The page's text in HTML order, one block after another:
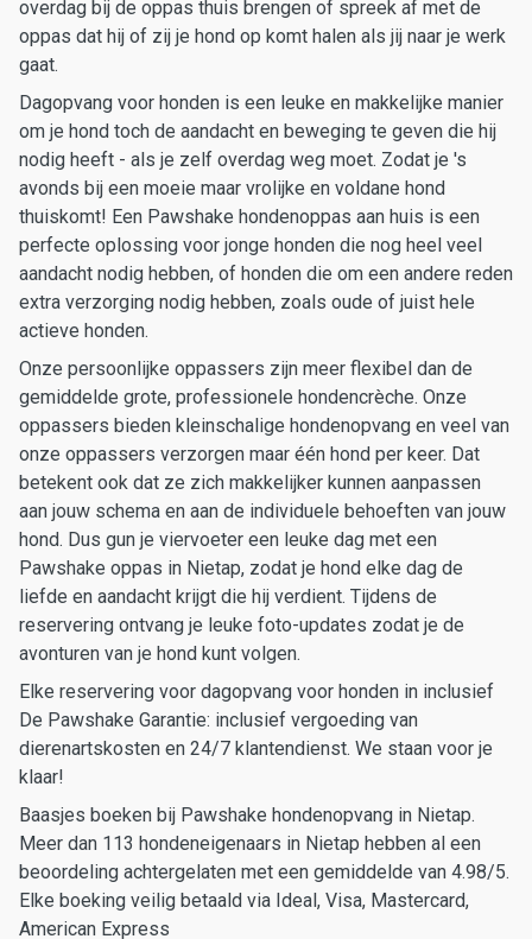
overdag bij de oppas thuis brengen of spreek af met de
oppas dat hij of zij je hond op komt halen als jij naar je werk
gaat.
Dagopvang voor honden is een leuke en makkelijke manier
om je hond toch de aandacht en beweging te geven die hij
nodig heeft - als je zelf overdag weg moet. Zodat je 's
avonds bij een moeie maar vrolijke en voldane hond
thuiskomt! Een Pawshake hondenoppas aan huis is een
perfecte oplossing voor jonge honden die nog heel veel
aandacht nodig hebben, of honden die om een andere reden
extra verzorging nodig hebben, zoals oude of juist hele
actieve honden.
Onze persoonlijke oppassers zijn meer flexibel dan de
gemiddelde grote, professionele hondencrèche. Onze
oppassers bieden kleinschalige hondenopvang en veel van
onze oppassers verzorgen maar één hond per keer. Dat
betekent ook dat ze zich makkelijker kunnen aanpassen
aan jouw schema en aan de individuele behoeften van jouw
hond. Dus gun je viervoeter een leuke dag met een
Pawshake oppas in Nietap, zodat je hond elke dag de
liefde en aandacht krijgt die hij verdient. Tijdens de
reservering ontvang je leuke foto-updates zodat je de
avonturen van je hond kunt volgen.
Elke reservering voor dagopvang voor honden in inclusief
De Pawshake Garantie: inclusief vergoeding van
dierenartskosten en 24/7 klantendienst. We staan voor je
klaar!
Baasjes boeken bij Pawshake hondenopvang in Nietap.
Meer dan 113 hondeneigenaars in Nietap hebben al een
beoordeling achtergelaten met een gemiddelde van 4.98/5.
Elke boeking veilig betaald via Ideal, Visa, Mastercard,
American Express